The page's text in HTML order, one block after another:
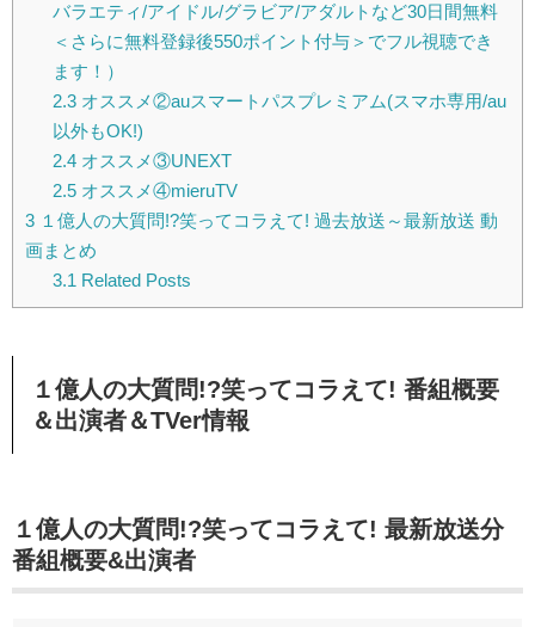
バラエティ/アイドル/グラビア/アダルトなど30日間無料
＜さらに無料登録後550ポイント付与＞でフル視聴でき
ます！）
2.3オススメ②auスマートパスプレミアム(スマホ専用/au
以外もOK!)
2.4オススメ③UNEXT
2.5オススメ④mieruTV
3 １億人の大質問!?笑ってコラえて! 過去放送～最新放送 動
画まとめ
3.1 Related Posts
１億人の大質問!?笑ってコラえて! 番組概要
＆出演者＆TVer情報
１億人の大質問!?笑ってコラえて! 最新放送分
番組概要&出演者